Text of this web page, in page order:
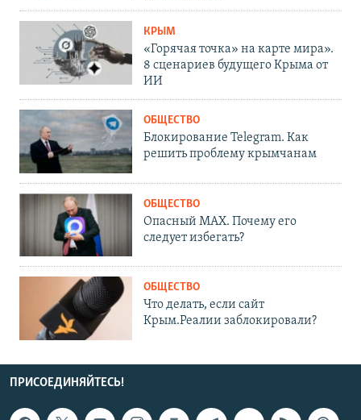
КРЫМ
«Горячая точка» на карте мира».
8 сценариев будущего Крыма от
ИИ
ОБЩЕСТВО
Блокирование Telegram. Как
решить проблему крымчанам
ОБЩЕСТВО
Опасный MAX. Почему его
следует избегать?
ОБЩЕСТВО
Что делать, если сайт
Крым.Реалии заблокировали?
ПРИСОЕДИНЯЙТЕСЬ!